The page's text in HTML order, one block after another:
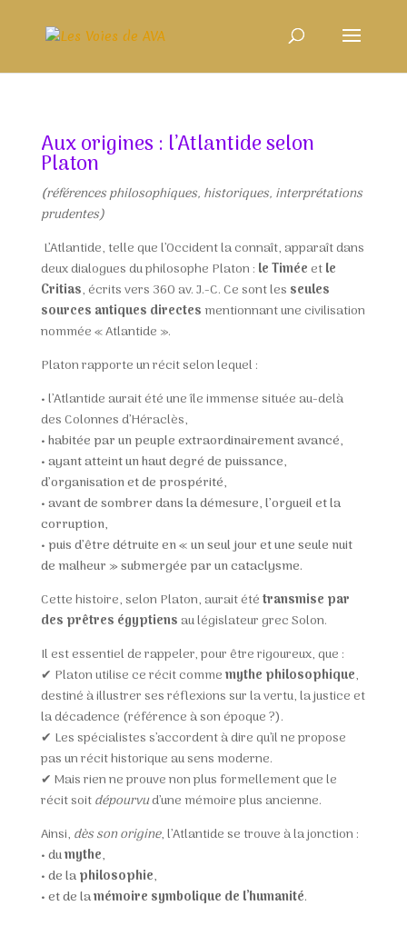
Aux origines : l’Atlantide selon
Platon
(références philosophiques, historiques, interprétations
prudentes)
L’Atlantide, telle que l’Occident la connaît, apparaît dans
deux dialogues du philosophe Platon : le Timée etle
Critias, écrits vers 360 av. J.-C.Ce sont les seules
sources antiques directes mentionnant une civilisation
nommée « Atlantide ».
Platon rapporte un récit selon lequel :
•l’Atlantide aurait été une île immense située au-delà
des Colonnes d’Héraclès,
•habitée par un peuple extraordinairement avancé,
•ayant atteint un haut degré de puissance,
d’organisation et de prospérité,
•avant de sombrer dans la démesure, l’orgueil et la
corruption,
• puis d’être détruite en « un seul jour et une seule nuit
de malheur »submergée par un cataclysme.
Cette histoire, selon Platon, aurait ététransmise par
des prêtres égyptiens au législateur grec Solon.
Il est essentiel de rappeler, pour être rigoureux, que :
✔ Platon utilise ce récit commemythe philosophique,
destiné à illustrer ses réflexions sur la vertu, la justice et
la décadence (référence à son époque ?).
✔ Les spécialistes s’accordent à dire qu’il ne propose
pas un récit historique au sens moderne.
✔ Mais rien ne prouve non plus formellement que le
récit soitdépourvud’une mémoire plus ancienne.
Ainsi, dès son origine, l’Atlantide se trouve à la jonction :
•dumythe,
•de laphilosophie,
•et de lamémoire symbolique de l’humanité.